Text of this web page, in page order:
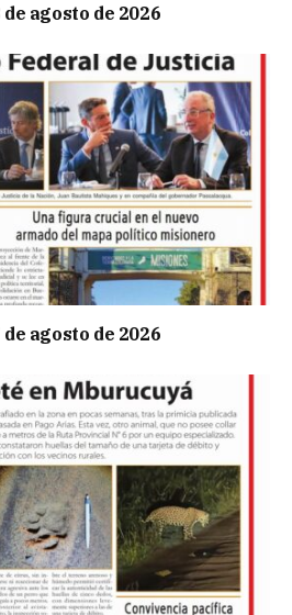
agosto de 2026
agosto de 2026